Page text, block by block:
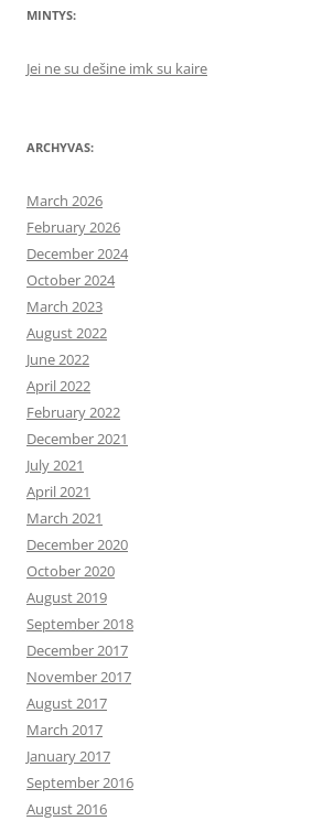
MINTYS:
Jei ne su dešine imk su kaire
ARCHYVAS:
March 2026
February 2026
December 2024
October 2024
March 2023
August 2022
June 2022
April 2022
February 2022
December 2021
July 2021
April 2021
March 2021
December 2020
October 2020
August 2019
September 2018
December 2017
November 2017
August 2017
March 2017
January 2017
September 2016
August 2016